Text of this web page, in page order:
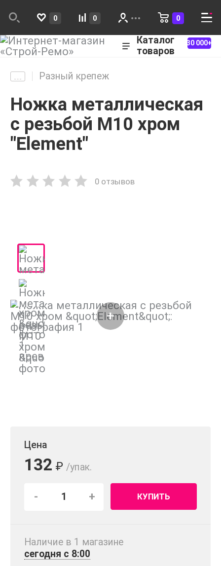
0 0 0
Каталог
товаров
30 000+
Разный крепеж
Ножка металлическая
с резьбой М10 хром
"Element"
0 отзывов
Цена
132 ₽ /упак.
- + КУПИТЬ
Наличие в 1 магазинe
сегодня с 8:00